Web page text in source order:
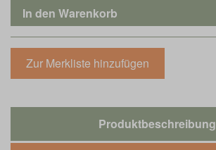
Produktbeschreibung